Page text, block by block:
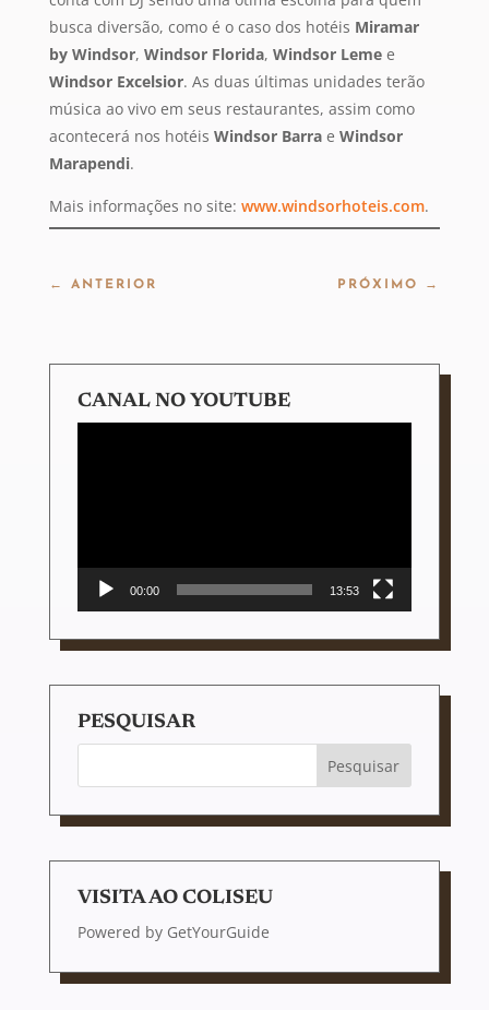
busca diversão, como é o caso dos hotéis Miramar
by Windsor, Windsor Florida, Windsor Leme e
Windsor Excelsior. As duas últimas unidades terão
música ao vivo em seus restaurantes, assim como
acontecerá nos hotéis Windsor Barra e Windsor
Marapendi.
Mais informações no site: www.windsorhoteis.com.
← ANTERIOR PRÓXIMO →
CANAL NO YOUTUBE
00:00 13:53
PESQUISAR
VISITA AO COLISEU
Powered by GetYourGuide